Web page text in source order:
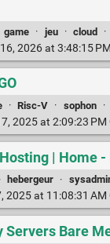
game · jeu · cloud ·
2026 at 3:48:15
· Risc-V · sophon ·
2025 at 2:09:23 PM
| Home
· hebergeur ·
2025 at 11:08:31 AM
Servers Bare